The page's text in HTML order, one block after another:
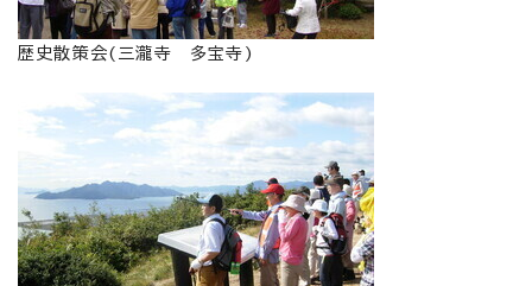
歴史散策会(三瀧寺 多宝寺)